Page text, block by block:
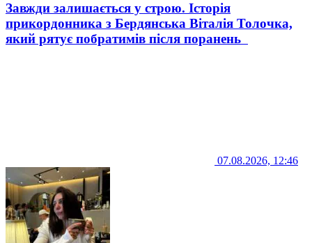
Завжди залишається у строю. Історія
прикордонника з Бердянська Віталія Толочка,
який рятує побратимів після поранень
07.08.2026, 12:46